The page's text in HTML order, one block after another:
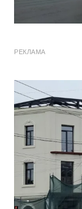
РЕКЛАМА